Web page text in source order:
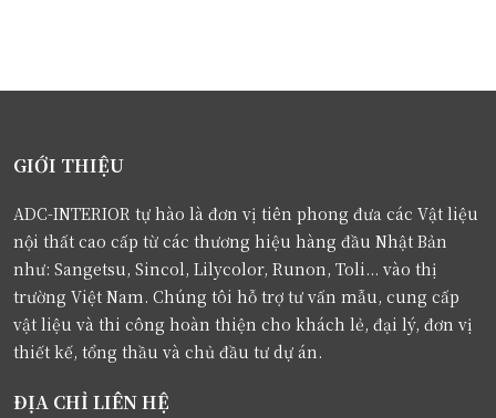
GIỚI THIỆU
ADC-INTERIOR tự hào là đơn vị tiên phong đưa các Vật liệu
nội thất cao cấp từ các thương hiệu hàng đầu Nhật Bản
như: Sangetsu, Sincol, Lilycolor, Runon, Toli... vào thị
trường Việt Nam. Chúng tôi hỗ trợ tư vấn mẫu, cung cấp
vật liệu và thi công hoàn thiện cho khách lẻ, đại lý, đơn vị
thiết kế, tổng thầu và chủ đầu tư dự án.
ĐỊA CHỈ LIÊN HỆ